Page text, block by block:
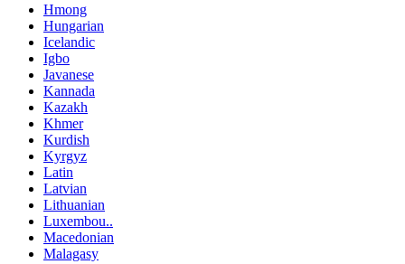
Hmong
Hungarian
Icelandic
Igbo
Javanese
Kannada
Kazakh
Khmer
Kurdish
Kyrgyz
Latin
Latvian
Lithuanian
Luxembou..
Macedonian
Malagasy